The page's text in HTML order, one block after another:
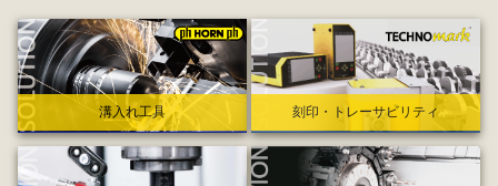
溝入れ工具 刻印・トレーサビリティ